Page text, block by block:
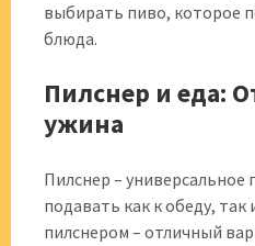
выбирать пиво, которое
блюда.
Пилснер и еда:
ужина
Пилснер –
подавать как к обеду,
пилснером – отличный